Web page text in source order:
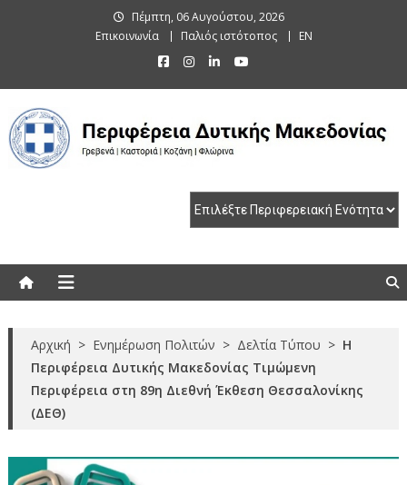
Πέμπτη, 06 Αυγούστου, 2026
Επικοινωνία
Παλιός ιστότοπος EN
Αρχική > Ενημέρωση Πολιτών > Δελτία Τύπου > Η
Περιφέρεια Δυτικής Μακεδονίας Τιμώμενη
Περιφέρεια στη 89η Διεθνή Έκθεση Θεσσαλονίκης
(ΔΕΘ)